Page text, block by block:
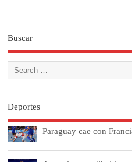
Buscar
Deportes
Paraguay cae con